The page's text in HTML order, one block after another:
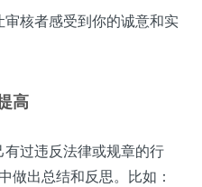
核者感受到你的诚意和实
高
过违反法律或规章的行
做出总结和反思。比如：